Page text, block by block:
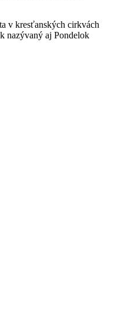
v kresťanských cirkvách
nazývaný aj Pondelok